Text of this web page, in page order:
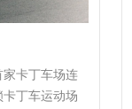
家卡丁车场连
丁车运动场